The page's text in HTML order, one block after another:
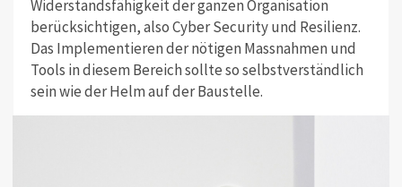
Widerstandsfähigkeit der ganzen Organisation
berücksichtigen, also Cyber Security und Resilienz.
Das Implementieren der nötigen Massnahmen und
Tools in diesem Bereich sollte so selbstverständlich
sein wie der Helm auf der Baustelle.